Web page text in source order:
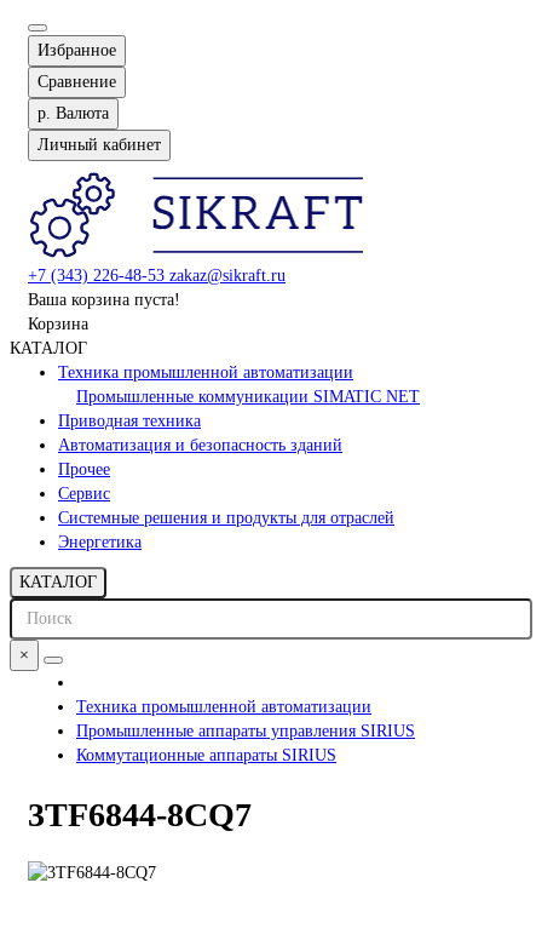
Избранное
Сравнение
р. Валюта
Личный кабинет
+7 (343) 226-48-53 zakaz@sikraft.ru
Ваша корзина пуста!
Корзина
КАТАЛОГ
Техника промышленной автоматизации
Промышленные коммуникации SIMATIC NET
Приводная техника
Автоматизация и безопасность зданий
Прочее
Сервис
Системные решения и продукты для отраслей
Энергетика
КАТАЛОГ
×
Техника промышленной автоматизации
Промышленные аппараты управления SIRIUS
Коммутационные аппараты SIRIUS
3TF6844-8CQ7